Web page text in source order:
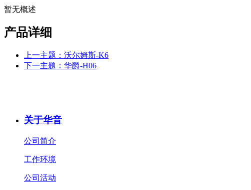
暂无概述
产品详细
上一主题：沃尔姆斯-K6
下一主题：华爵-H06
关于华音
公司简介
工作环境
公司活动